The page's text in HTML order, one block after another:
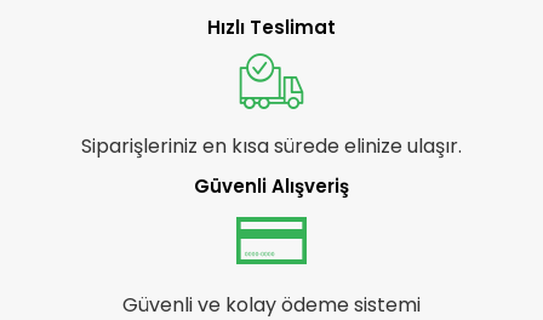
Hızlı Teslimat
Siparişleriniz en kısa sürede elinize ulaşır.
Güvenli Alışveriş
Güvenli ve kolay ödeme sistemi